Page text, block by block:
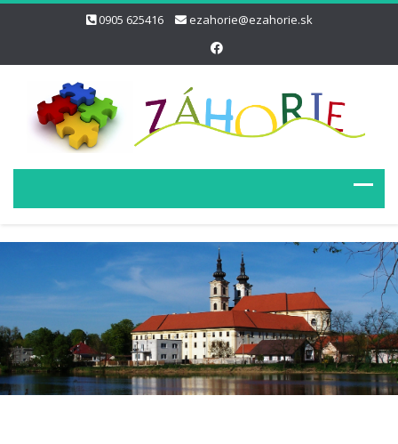
0905 625416 ezahorie@ezahorie.sk